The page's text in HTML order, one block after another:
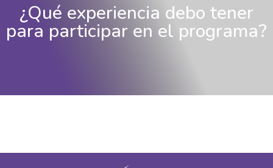
¿Qué experiencia debo tener
para participar en el programa?